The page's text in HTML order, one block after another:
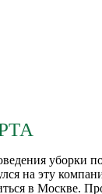
уборки
на эту
в Москве.